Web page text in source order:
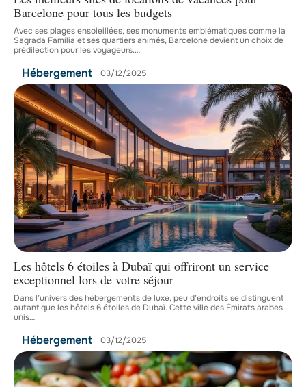
Barcelone pour tous les budgets
Avec ses plages ensoleillées, ses monuments emblématiques comme la
Sagrada Família et ses quartiers animés, Barcelone devient un choix de
prédilection pour les voyageurs.…
Hébergement 03/12/2025
Les hôtels 6 étoiles à Dubaï qui offriront un service
exceptionnel lors de votre séjour
Dans l’univers des hébergements de luxe, peu d’endroits se distinguent
autant que les hôtels 6 étoiles de Dubaï. Cette ville des Émirats arabes
unis…
Hébergement 03/12/2025